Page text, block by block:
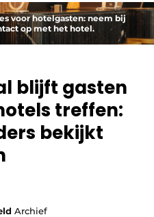
voor hotelgasten: neem bij
op met het hotel.
blijft gasten
treffen:
bekijkt
Archief